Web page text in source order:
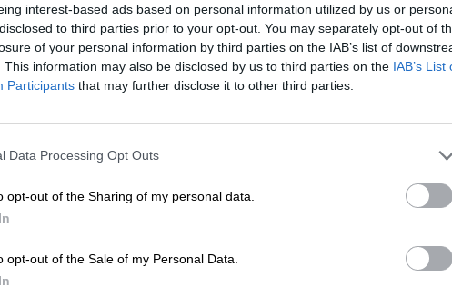
interest-based ads based on personal information utilized by us or
to third parties prior to your opt-out. You may separately opt-out of
of your personal information by third parties on the IAB’s list of
This information may also be disclosed by us to third parties on the IAB’s List
Participants that may further disclose it to other third parties.
Data Processing Opt Outs
opt-out of the Sharing of my personal data.
opt-out of the Sale of my Personal Data.
* I prezzi sono comprensivi di accisa
Descrizione Informazioni Recensioni(0)
Il birrificio Spalt è un vero e proprio impegno comunitario:
conseguenza, deve soddisfare un'ampia varietà di gusti per
birraio dedicato, è responsabile della felicità birraia degli
base che copre una buona parte dello spettro delle birre
comunità di Spalt.
In una selezione del genere, una birra tradizionale dal corpo
Stefan è prodotta con malto Pilsner e raffinata con una
La sua versione del classico si versa nel bicchiere con un
maestosa corona di schiuma compatta e densa sul suo corpo